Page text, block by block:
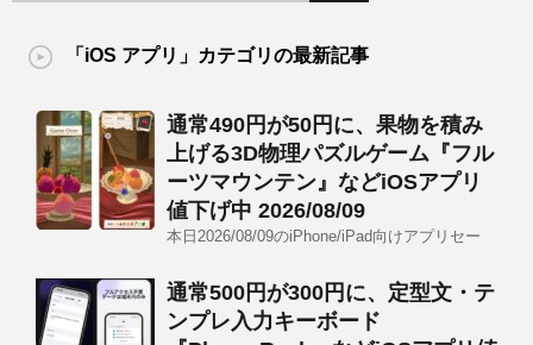
「iOS アプリ」カテゴリの最新記事
通常490円が50円に、果物を積み
上げる3D物理パズルゲーム『フル
ーツマウンテン』などiOSアプリ
値下げ中 2026/08/09
本日2026/08/09のiPhone/iPad向けアプリセー
通常500円が300円に、定型文・テ
ンプレ入力キーボード